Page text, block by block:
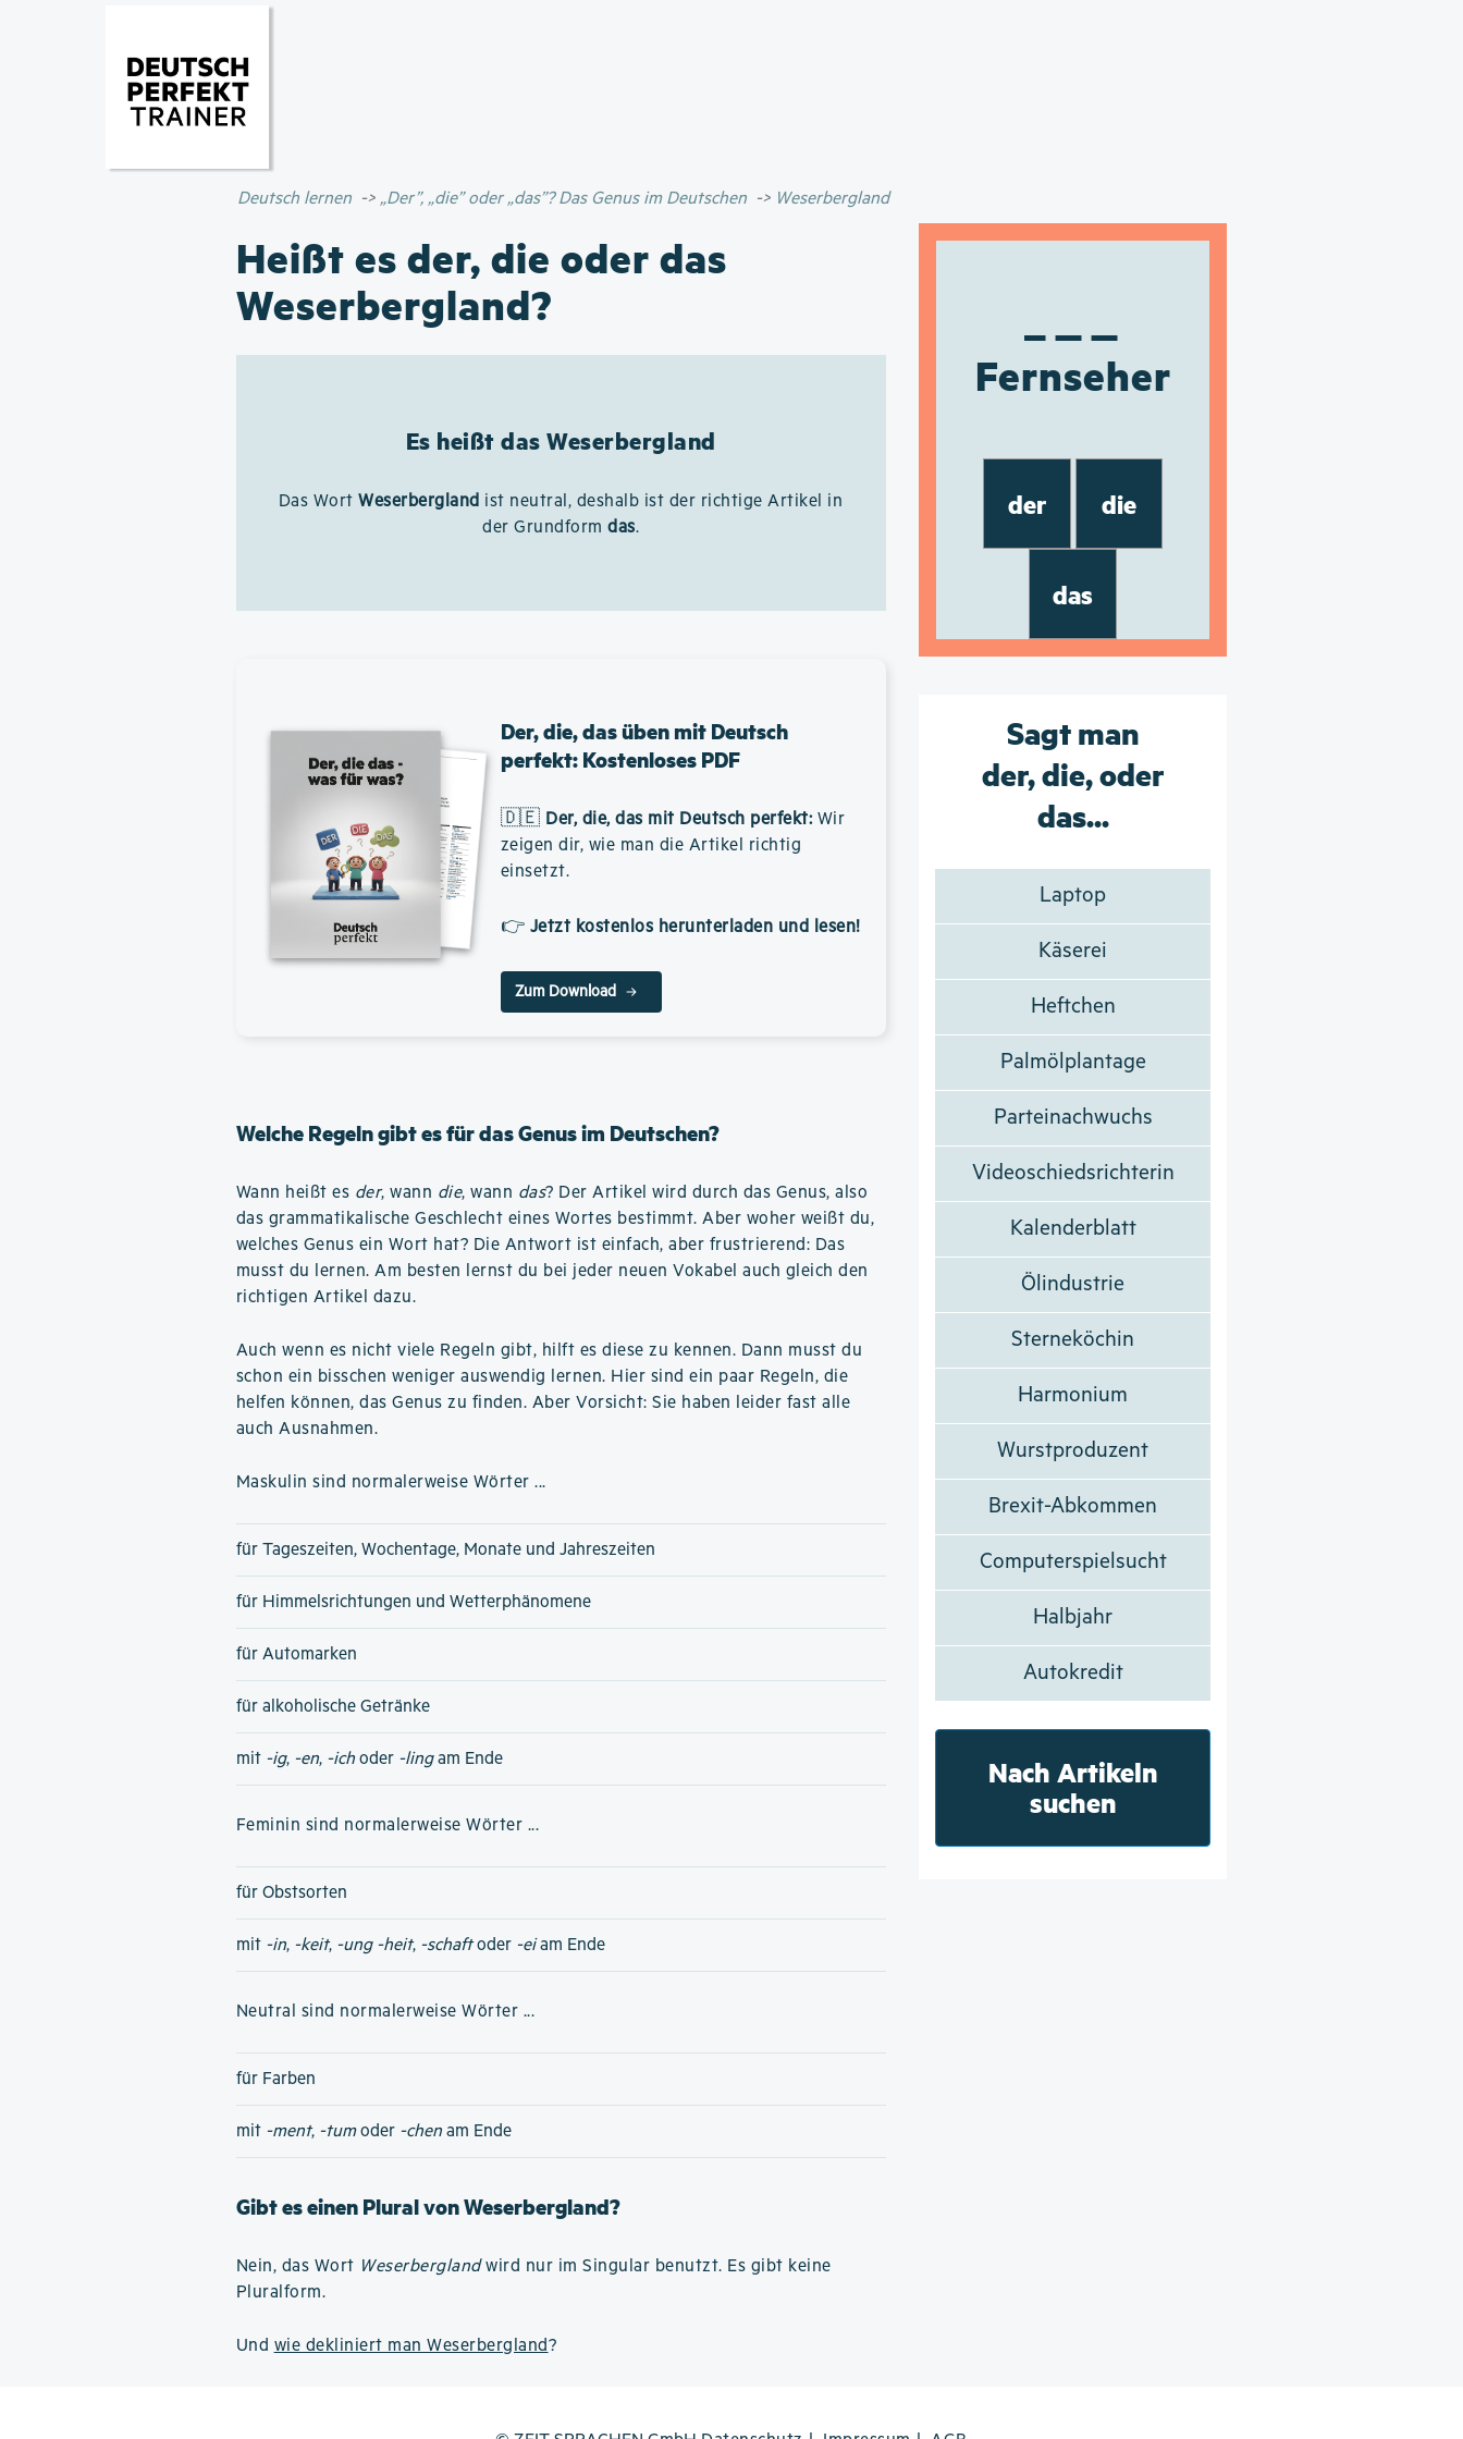
Deutsch lernen „Der”, „die” oder „das”? Das Genus im Deutschen Weserbergland
Heißt es der, die oder das
Weserbergland?
Es heißt das Weserbergland
Das WortWeserbergland ist neutral, deshalb ist der richtige Artikel in
der Grundformdas.
Der, die, das üben mit Deutsch
perfekt: Kostenloses PDF
🇩🇪 Der, die, das mit Deutsch perfekt: Wir
zeigen dir, wie man die Artikel richtig
einsetzt.
👉 Jetzt kostenlos herunterladen und lesen!
Zum Download
Welche Regeln gibt es für das Genus im Deutschen?
Wann heißt es der, wann die, wann das? Der Artikel wird durch das Genus, also
das grammatikalische Geschlecht eines Wortes bestimmt. Aber woher weißt du,
welches Genus ein Wort hat? Die Antwort ist einfach, aber frustrierend: Das
musst du lernen. Am besten lernst du bei jeder neuen Vokabel auch gleich den
richtigen Artikel dazu.
Auch wenn es nicht viele Regeln gibt, hilft es diese zu kennen. Dann musst du
schon ein bisschen weniger auswendig lernen. Hier sind ein paar Regeln, die
helfen können, das Genus zu finden. Aber Vorsicht: Sie haben leider fast alle
auch Ausnahmen.
Maskulin sind normalerweise Wörter ...
für Tageszeiten, Wochentage, Monate und Jahreszeiten
für Himmelsrichtungen und Wetterphänomene
für Automarken
für alkoholische Getränke
mit -ig, -en, -ichoder -lingam Ende
Feminin sind normalerweise Wörter ...
für Obstsorten
mit -in, -keit, -ung -heit, -schaftoder -eiam Ende
Neutral sind normalerweise Wörter ...
für Farben
mit -ment, -tumoder -chenam Ende
Gibt es einen Plural von Weserbergland?
Nein, das Wort Weserberglandwird nur im Singular benutzt. Es gibt keine
Pluralform.
Und wie dekliniert man Weserbergland?
Fernseher
der die
das
Sagt man
der, die, oder
das...
Laptop
Käserei
Heftchen
Palmölplantage
Parteinachwuchs
Videoschiedsrichterin
Kalenderblatt
Ölindustrie
Sterneköchin
Harmonium
Wurstproduzent
Brexit-Abkommen
Computerspielsucht
Halbjahr
Autokredit
Nach Artikeln
suchen